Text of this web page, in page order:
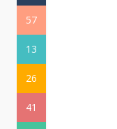
57
13
26
41